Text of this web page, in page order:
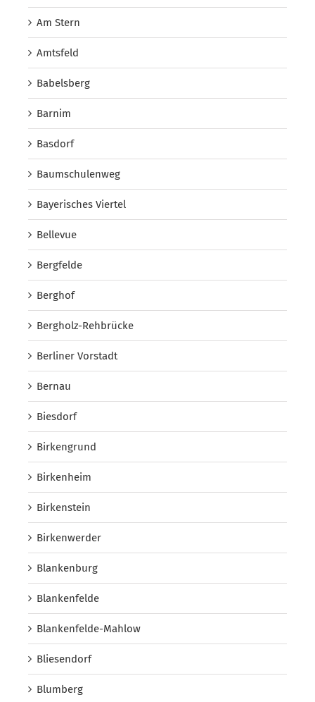
Am Stern
Amtsfeld
Babelsberg
Barnim
Basdorf
Baumschulenweg
Bayerisches Viertel
Bellevue
Bergfelde
Berghof
Bergholz-Rehbrücke
Berliner Vorstadt
Bernau
Biesdorf
Birkengrund
Birkenheim
Birkenstein
Birkenwerder
Blankenburg
Blankenfelde
Blankenfelde-Mahlow
Bliesendorf
Blumberg